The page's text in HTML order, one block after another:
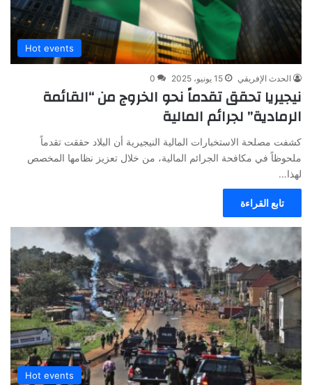
Hot events
الحدث الإفريقي 15 يونيو، 2025 0
نيجيريا تحقق تقدماً نحو الخروج من “القائمة
الرمادية” لجرائم المالية
كشفت مصلحة الاستخبارات المالية النيجيرية أن البلاد حققت تقدماً
ملحوظاً في مكافحة الجرائم المالية، من خلال تعزيز نظامها المخصص
لهذا…
تابع القراءة
Hot events